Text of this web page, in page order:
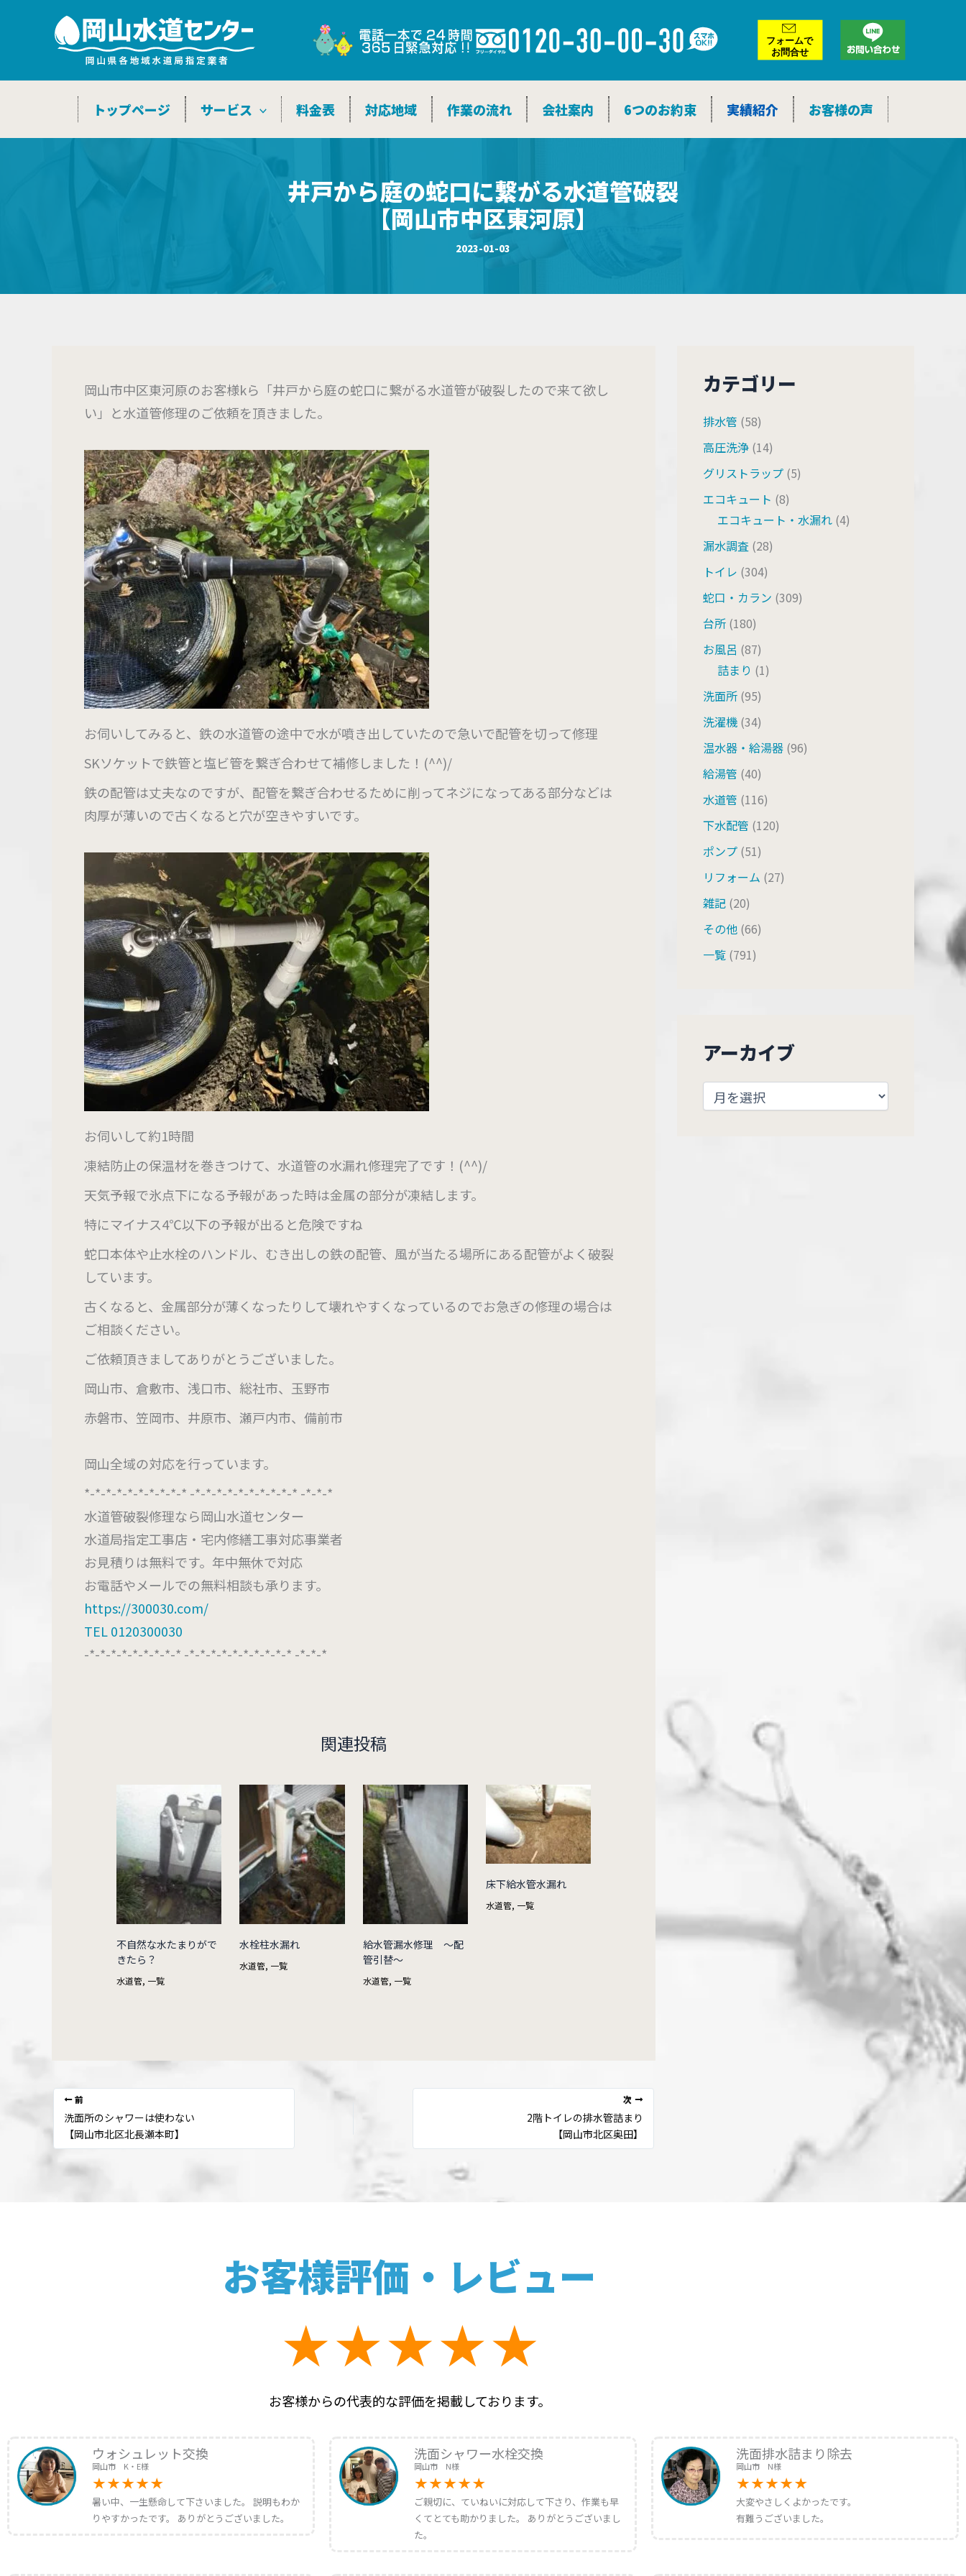
ス
トップページ サービス 料金表 対応地域 作業の流れ 会社案内 6つのお約束 実績紹介 お客様の声
井戸から庭の蛇口に繋がる水道管破裂
【岡山市中区東河原】
2023-01-03
岡山市中区東河原のお客様kら「井戸から庭の蛇口に繋がる水道管が破裂したので来て欲し
い」と水道管修理のご依頼を頂きました。
お伺いしてみると、鉄の水道管の途中で水が噴き出していたので急いで配管を切って修理
SKソケットで鉄管と塩ビ管を繋ぎ合わせて補修しました！(^^)/
鉄の配管は丈夫なのですが、配管を繋ぎ合わせるために削ってネジになってある部分などは
肉厚が薄いので古くなると穴が空きやすいです。
お伺いして約1時間
凍結防止の保温材を巻きつけて、水道管の水漏れ修理完了です！(^^)/
天気予報で氷点下になる予報があった時は金属の部分が凍結します。
特にマイナス4℃以下の予報が出ると危険ですね
蛇口本体や止水栓のハンドル、むき出しの鉄の配管、風が当たる場所にある配管がよく破裂
しています。
古くなると、金属部分が薄くなったりして壊れやすくなっているのでお急ぎの修理の場合は
ご相談ください。
ご依頼頂きましてありがとうございました。
岡山市、倉敷市、浅口市、総社市、玉野市
赤磐市、笠岡市、井原市、瀬戸内市、備前市
岡山全域の対応を行っています。
*-*-*-*-*-*-*-*-*-* -*-*-*-*-*-*-*-*-*-* -*-*-*
水道管破裂修理なら岡山水道センター
水道局指定工事店・宅内修繕工事対応事業者
お見積りは無料です。年中無休で対応
お電話やメールでの無料相談も承ります。
https://300030.com/
TEL 0120300030
-*-*-*-*-*-*-*-*-* -*-*-*-*-*-*-*-*-*-* -*-*-*
関連投稿
不自然な水たまりがで
きたら？
水道管, 一覧
水栓柱水漏れ
水道管, 一覧
給水管漏水修理 ～配
管引替～
水道管, 一覧
床下給水管水漏れ
水道管, 一覧
前
洗面所のシャワーは使わない
【岡山市北区北長瀬本町】
次
2階トイレの排水管詰まり
【岡山市北区奥田】
カテゴリー
排水管 (58)
高圧洗浄 (14)
グリストラップ (5)
エコキュート (8)
エコキュート・水漏れ (4)
漏水調査 (28)
トイレ (304)
蛇口・カラン (309)
台所 (180)
お風呂 (87)
詰まり (1)
洗面所 (95)
洗濯機 (34)
温水器・給湯器 (96)
給湯管 (40)
水道管 (116)
下水配管 (120)
ポンプ (51)
リフォーム (27)
雑記 (20)
その他 (66)
一覧 (791)
アーカイブ
カ
イ
お客様評価・レビュー
お客様からの代表的な評価を掲載しております。
ウォシュレット交換
岡山市 K・E様
暑い中、一生懸命して下さいました。 説明もわか
りやすかったです。 ありがとうございました。
洗面シャワー水栓交換
岡山市 N様
ご親切に、ていねいに対応して下さり、作業も早
くてとても助かりました。 ありがとうございまし
た。
洗面排水詰まり除去
岡山市 N様
大変やさしくよかったです。
有難うございました。